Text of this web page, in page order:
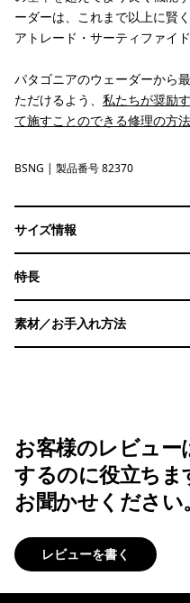
ーダーは、これまで以上に賢
アトレード・サーティファイ
パタゴニアのウェーダーから
ただけるよう、 私たちが奨励
て施すことのできる修理の方
Basin Green
BSNG | 製品番号 82370
サイズ情報
特長
素材／お手入れ方法
お客様のレビュ
するのに役立ちま
お聞かせください。
レビューを書く